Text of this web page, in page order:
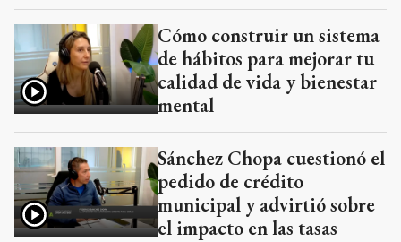
Cómo construir un sistema
de hábitos para mejorar tu
calidad de vida y bienestar
mental
Sánchez Chopa cuestionó el
pedido de crédito
municipal y advirtió sobre
el impacto en las tasas